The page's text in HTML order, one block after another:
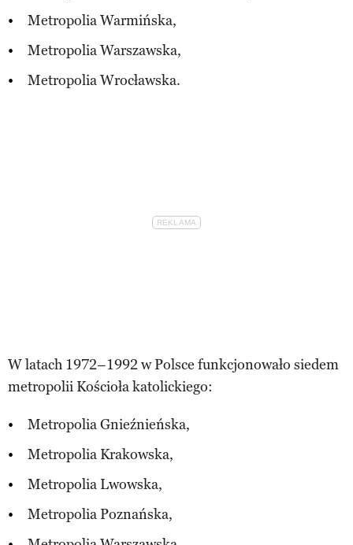
Metropolia Warmińska,
Metropolia Warszawska,
Metropolia Wrocławska.
W latach 1972–1992 w Polsce funkcjonowało siedem
metropolii Kościoła katolickiego:
Metropolia Gnieźnieńska,
Metropolia Krakowska,
Metropolia Lwowska,
Metropolia Poznańska,